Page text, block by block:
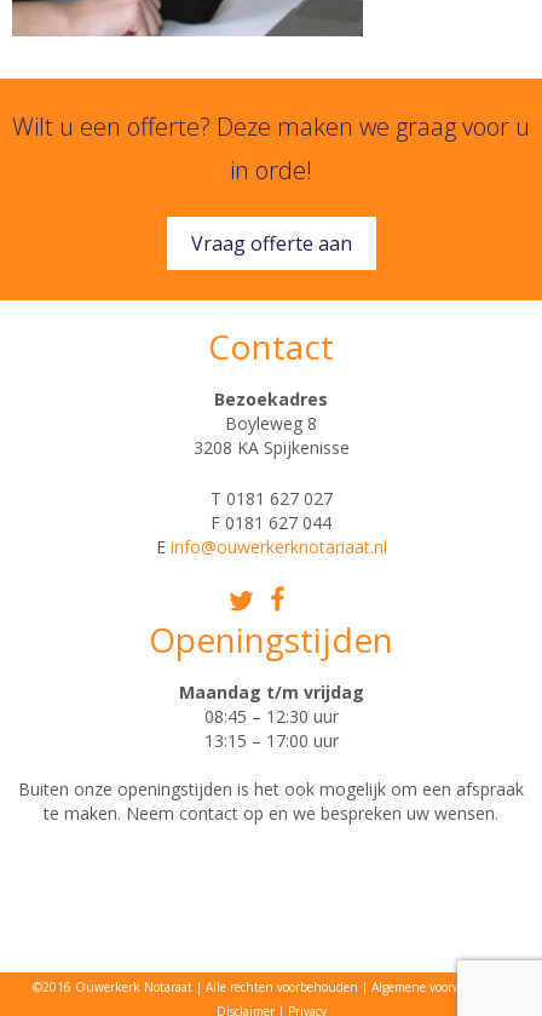
Wilt u een offerte? Deze maken we graag voor u
in orde!
Vraag offerte aan
Contact
Bezoekadres
Boyleweg 8
3208 KA Spijkenisse
T 0181 627 027
F 0181 627 044
E info@ouwerkerknotariaat.nl
Openingstijden
Maandag t/m vrijdag
08:45 – 12:30 uur
13:15 – 17:00 uur
Buiten onze openingstijden is het ook mogelijk om een afspraak
te maken. Neem contact op en we bespreken uw wensen.
©2016 Ouwerkerk Notaraat Alle rechten voorbehouden
Algemene voorwaarden
Disclaimer
Privacy